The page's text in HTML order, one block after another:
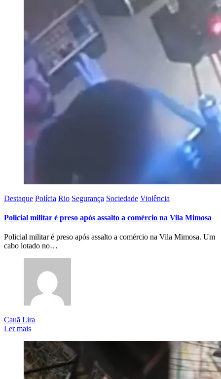
Destaque Polícia Rio Segurança Sociedade Violência
Policial militar é preso após assalto a comércio na Vila Mimosa
Policial militar é preso após assalto a comércio na Vila Mimosa. Um
cabo lotado no…
Cauã Lira
Ler mais